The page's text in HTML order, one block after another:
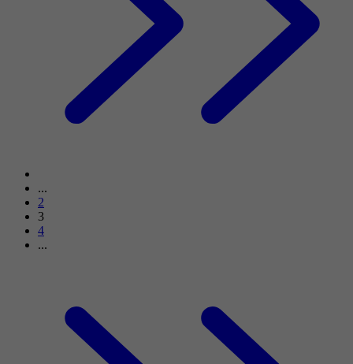
...
2
3
4
...